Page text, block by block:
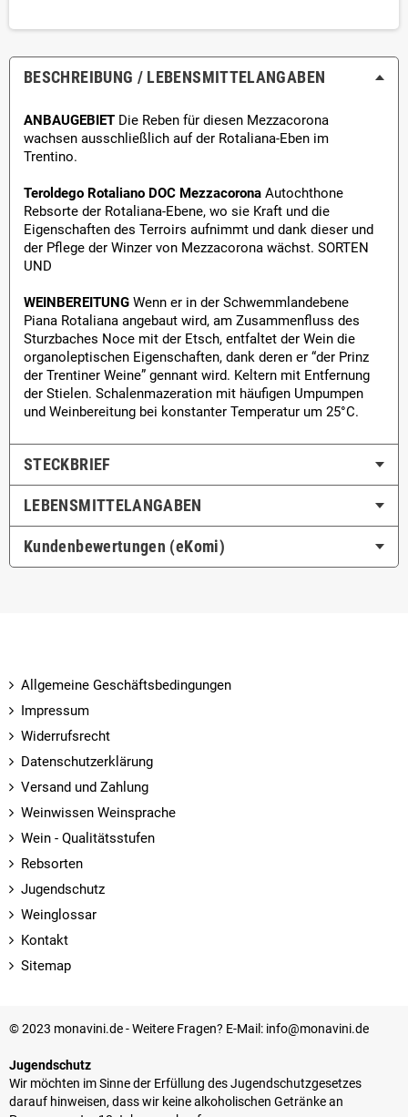
BESCHREIBUNG / LEBENSMITTEL­ANGABEN
ANBAUGEBIET Die Reben für diesen Mezzacorona
wachsen ausschließlich auf der Rotaliana-Eben im
Trentino.
Teroldego Rotaliano DOC Mezzacorona Autochthone
Rebsorte der Rotaliana-Ebene, wo sie Kraft und die
Eigenschaften des Terroirs aufnimmt und dank dieser und
der Pflege der Winzer von Mezzacorona wächst. SORTEN
UND
WEINBEREITUNG Wenn er in der Schwemmlandebene
Piana Rotaliana angebaut wird, am Zusammenfluss des
Sturzbaches Noce mit der Etsch, entfaltet der Wein die
organoleptischen Eigenschaften, dank deren er “der Prinz
der Trentiner Weine” gennant wird. Keltern mit Entfernung
der Stielen. Schalenmazeration mit häufigen Umpumpen
und Weinbereitung bei konstanter Temperatur um 25°C.
STECKBRIEF
LEBENSMITTEL­ANGABEN
Kundenbewertungen (eKomi)
Allgemeine Geschäftsbedingungen
Impressum
Widerrufsrecht
Datenschutzerklärung
Versand und Zahlung
Weinwissen Weinsprache
Wein - Qualitätsstufen
Rebsorten
Jugendschutz
Weinglossar
Kontakt
Sitemap
© 2023 monavini.de - Weitere Fragen? E-Mail: info@monavini.de
Jugendschutz
Wir möchten im Sinne der Erfüllung des Jugendschutzgesetzes
darauf hinweisen, dass wir keine alkoholischen Getränke an